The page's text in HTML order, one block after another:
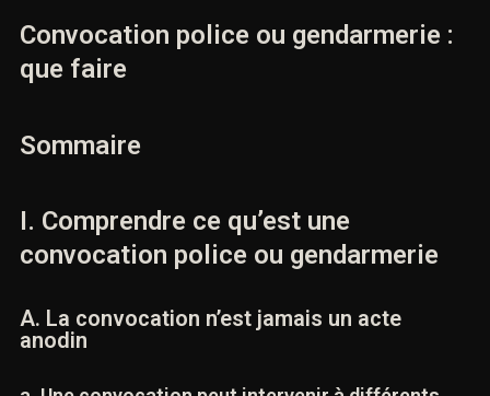
Convocation police ou gendarmerie :
que faire
Sommaire
I. Comprendre ce qu’est une
convocation police ou gendarmerie
A. La convocation n’est jamais un acte
anodin